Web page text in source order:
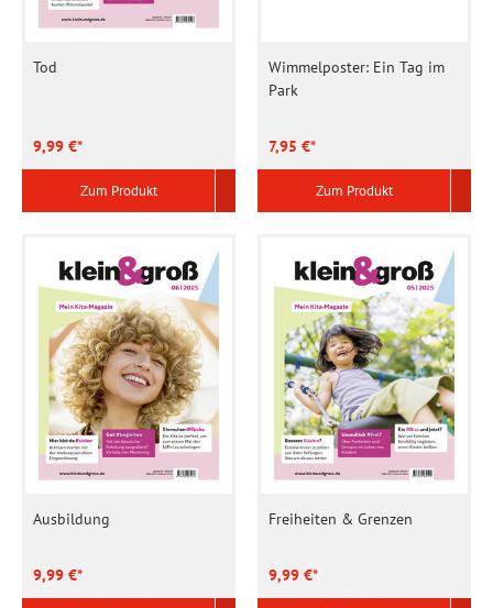
Tod
9,99 €*
Zum Produkt
Wimmelposter: Ein Tag im
Park
7,95 €*
Zum Produkt
Ausbildung
9,99 €*
Freiheiten & Grenzen
9,99 €*